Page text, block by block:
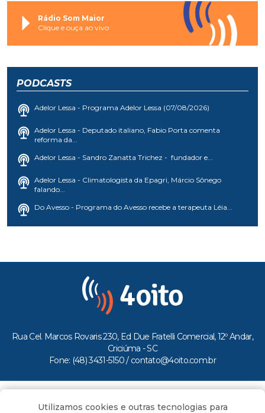
Rádio Som Maior
Clique e ouça ao vivo
PODCASTS
Adelor Lessa - Programa Adelor Lessa (07/08/2026)
Adelor Lessa - Deputado italiano, Fabio Porta comenta
reforma da...
Adelor Lessa - Sandro Zanatta Trichez - fundador e...
Adelor Lessa - Climatologista da Epagri, Márcio Sônego
falando...
Do Avesso - Programa do Avesso recebe a terapeuta Léia...
Rua Cel. Marcos Rovaris 230, Ed Due Fratelli Comercial, 12º Andar,
Criciúma - SC
Fone: (48) 3431-5150 / contato@4oito.com.br
Todos os direitos reservados ao Portal 4oito
Utilizamos cookies e outras tecnologias para